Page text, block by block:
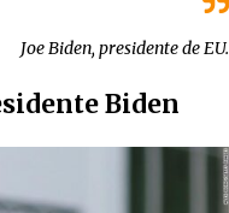
Joe Biden, presidente de EU.
Biden